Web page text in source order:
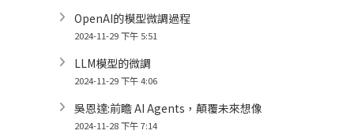
OpenAI的模型微調過程
2024-11-29 下午 5:51
LLM模型的微調
2024-11-29 下午 4:06
吳恩達:前瞻 AI Agents，顛覆未來想像
2024-11-28 下午 7:14